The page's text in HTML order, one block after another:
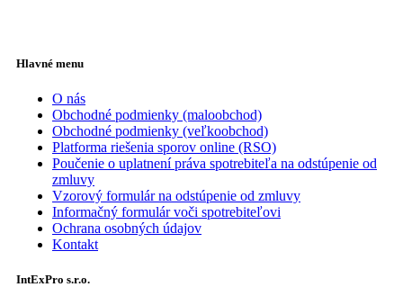
Hlavné menu
O nás
Obchodné podmienky (maloobchod)
Obchodné podmienky (veľkoobchod)
Platforma riešenia sporov online (RSO)
Poučenie o uplatnení práva spotrebiteľa na odstúpenie od
zmluvy
Vzorový formulár na odstúpenie od zmluvy
Informačný formulár voči spotrebiteľovi
Ochrana osobných údajov
Kontakt
IntExPro s.r.o.